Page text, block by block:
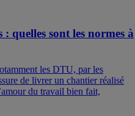
quelles sont les normes à
les DTU, par les
de livrer un chantier réalisé
du travail bien fait,